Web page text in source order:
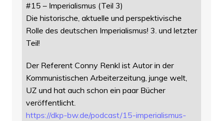
#15 – Imperialismus (Teil 3)
Die historische, aktuelle und perspektivische
Rolle des deutschen Imperialismus! 3. und letzter
Teil!
Der Referent Conny Renkl ist Autor in der
Kommunistischen Arbeiterzeitung, junge welt,
UZ und hat auch schon ein paar Bücher
veröffentlicht.
https://dkp-bw.de/podcast/15-imperialismus-